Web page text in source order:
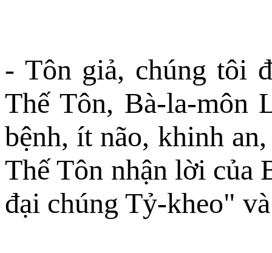
- Tôn giả, chúng tôi
Thế Tôn, Bà-la-môn
bệnh, ít não, khinh
Thế Tôn nhận lời của
đại chúng Tỷ-kheo"